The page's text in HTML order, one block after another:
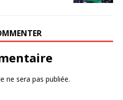
ne sera pas publiée.